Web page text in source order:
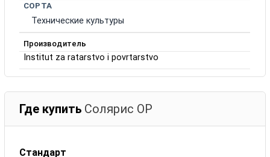
СОРТА
Технические культуры
Производитель
Institut za ratarstvo i povrtarstvo
Где купить Солярис ОР
Стандарт